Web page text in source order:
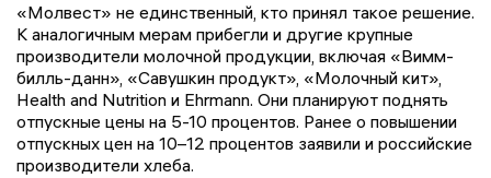
«Молвест» не единственный, кто принял такое решение.
К аналогичным мерам прибегли и другие крупные
производители молочной продукции, включая «Вимм-
билль-данн», «Савушкин продукт», «Молочный кит»,
Health and Nutrition и Ehrmann. Они планируют поднять
отпускные цены на 5-10 процентов. Ранее о повышении
отпускных цен на 10–12 процентов заявили и российские
производители хлеба.